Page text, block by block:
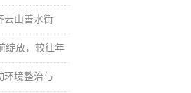
云山善水街
绽放，较往年
环境整治与